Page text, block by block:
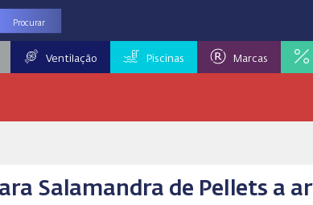
Procurar
Ventilação Piscinas Marcas
Salamandra de Pellets a ar